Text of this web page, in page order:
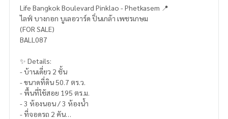
Life Bangkok Boulevard Pinklao - Phetkasem 📍
ไลฟ์ บางกอก บูเลอวาร์ด ปิ่นเกล้า เพชรเกษม
(FOR SALE)
BALL087
✨ Details:
- บ้านเดี่ยว 2 ชั้น
- ขนาดที่ดิน 50.7 ตร.ว.
- พื้นที่ใช้สอย 195 ตร.ม.
- 3 ห้องนอน / 3 ห้องน้ำ
- ที่จอดรถ 2 คัน